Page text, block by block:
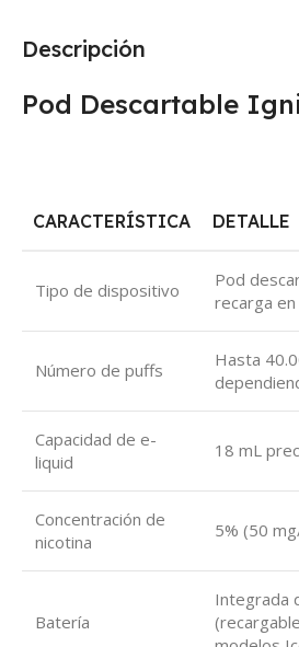
Descripción
Pod Descartable
CARACTERÍSTICA DETALLE
Tipo de dispositivo
Pod
recarga
Número de puffs
Hasta
Capacidad de e-
liquid
18 mL
Concentración de
nicotina
5% (50
Batería
Integrada